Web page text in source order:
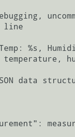
line
%s,
data